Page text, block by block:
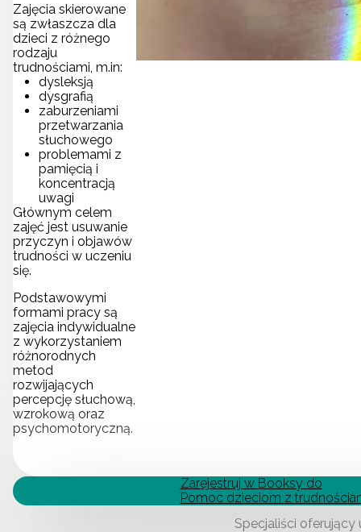
Zajęcia skierowane
są zwłaszcza dla
dzieci z różnego
rodzaju
trudnościami, m.in:
dysleksją
dysgrafią
zaburzeniami
przetwarzania
słuchowego
problemami z
pamięcią i
koncentracją
uwagi
Głównym celem
zajęć jest usuwanie
przyczyn i objawów
trudności w uczeniu
się.
Podstawowymi
formami pracy są
zajęcia indywidualne
z wykorzystaniem
różnorodnych
metod
rozwijających
percepcję słuchową,
wzrokową oraz
psychomotoryczną.
Zarejestruj w Booksy do
Pomoc dzieciom z
Specjaliści oferujący